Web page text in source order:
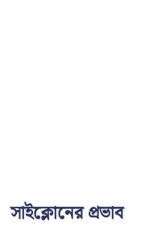
সাইক্লোনের প্রভাব